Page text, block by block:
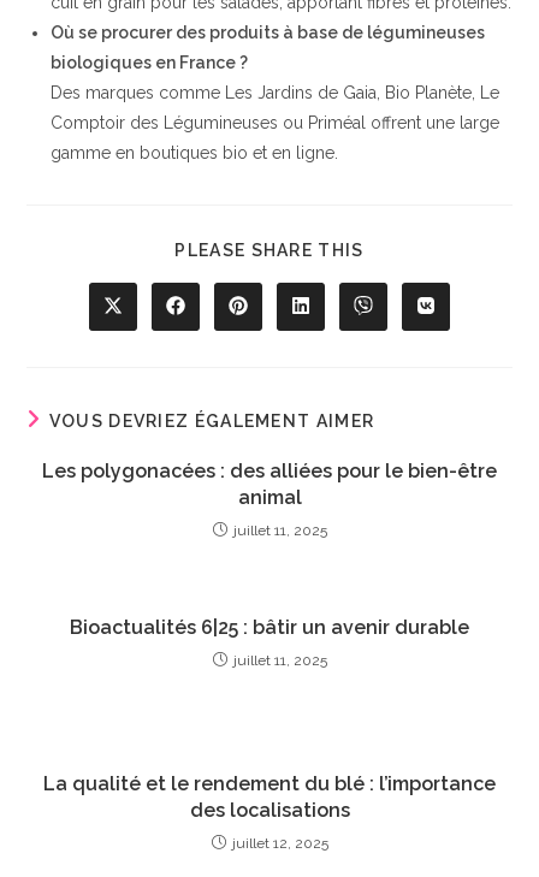
Où se procurer des produits à base de légumineuses
biologiques en France ?
Des marques comme Les Jardins de Gaia, Bio Planète, Le
Comptoir des Légumineuses ou Priméal offrent une large
gamme en boutiques bio et en ligne.
PLEASE SHARE THIS
CONTENU
Ouvrir
dans
Ouvrir
dans
Ouvrir
dans
Ouvrir
dans
Ouvrir
dans
Ouvrir
dans
VOUS DEVRIEZ ÉGALEMENT AIMER
Les polygonacées : des alliées pour le bien-être
animal
juillet 11, 2025
Bioactualités 6|25 : bâtir un avenir durable
juillet 11, 2025
La qualité et le rendement du blé : l’importance
des localisations
juillet 12, 2025